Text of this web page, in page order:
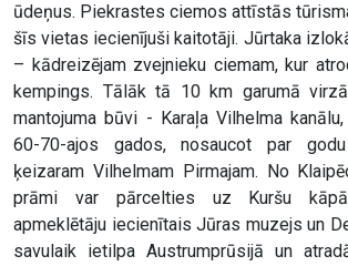
ūdeņus. Piekrastes ciemos attīstās
šīs vietas iecienījuši kaitotāji. Jūrtaka
– kādreizējam zvejnieku ciemam, kur
kempings. Tālāk tā 10 km garumā
mantojuma būvi - Karaļa Vilhelma
60-70-ajos gados, nosaucot par
ķeizaram Vilhelmam Pirmajam. No
prāmi var pārcelties uz Kuršu
apmeklētāju iecienītais Jūras muzejs un
savulaik ietilpa Austrumprūsijā un